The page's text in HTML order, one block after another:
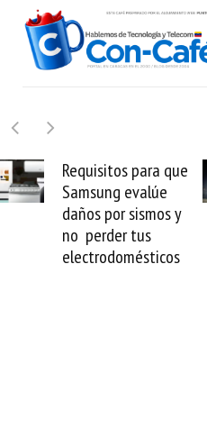
Requisitos para que
Samsung evalúe
daños por sismos y
no perder tus
electrodomésticos